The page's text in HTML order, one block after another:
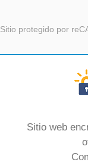
Sitio protegido por
Sitio web